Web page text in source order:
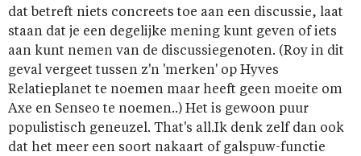
dat betreft niets concreets toe aan een discussie, laat
staan dat je een degelijke mening kunt geven of iets
aan kunt nemen van de discussiegenoten. (Roy in dit
geval vergeet tussen z'n 'merken' op Hyves
Relatieplanet te noemen maar heeft geen moeite om
Axe en Senseo te noemen..) Het is gewoon puur
populistisch geneuzel. That's all.Ik denk zelf dan ook
dat het meer een soort nakaart of galspuw-functie